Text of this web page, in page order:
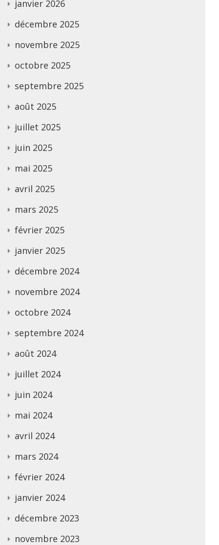
janvier 2026
décembre 2025
novembre 2025
octobre 2025
septembre 2025
août 2025
juillet 2025
juin 2025
mai 2025
avril 2025
mars 2025
février 2025
janvier 2025
décembre 2024
novembre 2024
octobre 2024
septembre 2024
août 2024
juillet 2024
juin 2024
mai 2024
avril 2024
mars 2024
février 2024
janvier 2024
décembre 2023
novembre 2023